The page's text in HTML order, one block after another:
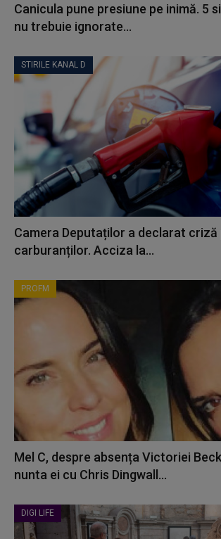
Canicula pune presiune pe inimă. 5
nu trebuie ignorate...
STIRILE KANAL D
Camera Deputaților a declarat criză
carburanților. Acciza la...
PROFM
Mel C, despre absența Victoriei
nunta ei cu Chris Dingwall...
DIGI LIFE